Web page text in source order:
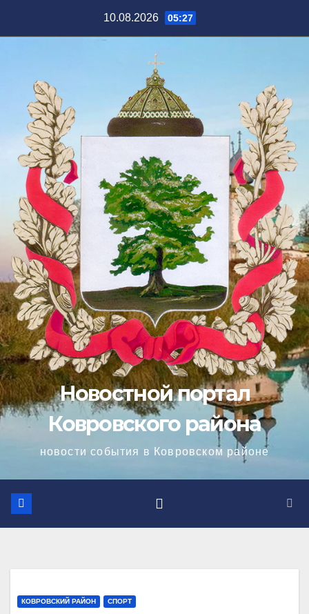
10.08.2026 05:27
Новостной портал
Ковровского района
новости события в Ковровском районе
КОВРОВСКИЙ РАЙОН СПОРТ